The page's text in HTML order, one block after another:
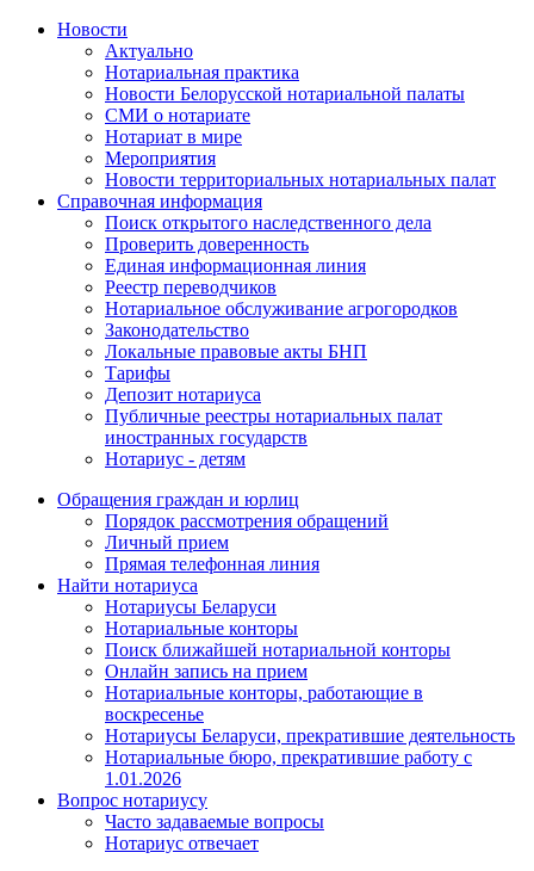
Новости
Актуально
Нотариальная практика
Новости Белорусской нотариальной палаты
СМИ о нотариате
Нотариат в мире
Мероприятия
Новости территориальных нотариальных палат
Справочная информация
Поиск открытого наследственного дела
Проверить доверенность
Единая информационная линия
Реестр переводчиков
Нотариальное обслуживание агрогородков
Законодательство
Локальные правовые акты БНП
Тарифы
Депозит нотариуса
Публичные реестры нотариальных палат
иностранных государств
Нотариус - детям
Обращения граждан и юрлиц
Порядок рассмотрения обращений
Личный прием
Прямая телефонная линия
Найти нотариуса
Нотариусы Беларуси
Нотариальные конторы
Поиск ближайшей нотариальной конторы
Онлайн запись на прием
Нотариальные конторы, работающие в
воскресенье
Нотариусы Беларуси, прекратившие деятельность
Нотариальные бюро, прекратившие работу с
1.01.2026
Вопрос нотариусу
Часто задаваемые вопросы
Нотариус отвечает